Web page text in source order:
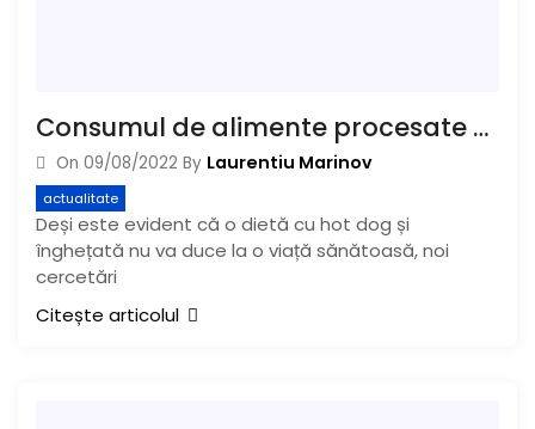
Consumul de alimente procesate afectează creierul
On 09/08/2022 By Laurentiu Marinov
actualitate
Deși este evident că o dietă cu hot dog și
înghețată nu va duce la o viață sănătoasă, noi
cercetări
Citește articolul